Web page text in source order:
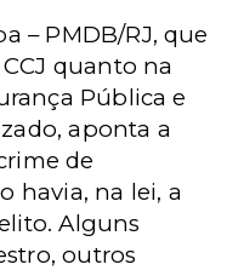
– PMDB/RJ, que
quanto na
Pública e
aponta a
de
havia, na lei, a
Alguns
outros